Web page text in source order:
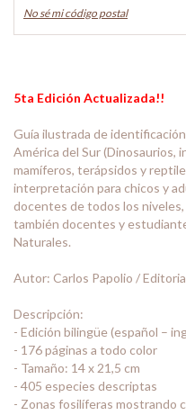
No sé mi código postal
5ta Edición Actualizada!!
Guía ilustrada de
América del Sur (Dinosaurios,
mamíferos, terápsidos y
interpretación para chicos y
docentes de todos los
también docentes y
Naturales.
Autor: Carlos Papolio /
Descripción:
- Edición bilingüe (español –
- 176 páginas a todo color
- Tamaño: 14 x 21,5 cm
- 405 especies descriptas
- Zonas fosilíferas mostrando